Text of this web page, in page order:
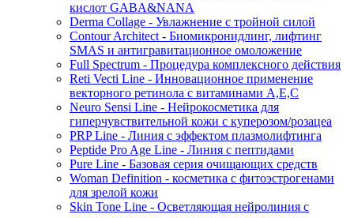
кислот GABA&NANA
Derma Collage - Увлажнение с тройной силой
Contour Architect - Биомикронидлинг, лифтинг
SMAS и антигравитационное омоложение
Full Spectrum - Процедура комплексного действия
Reti Vecti Line - Инновационное применение
векторного ретинола с витаминами A,Е,С
Neuro Sensi Line - Нейрокосметика для
гиперчувствительной кожи с куперозом/розацеа
PRP Line - Линия с эффектом плазмолифтинга
Peptide Pro Age Line - Линия с пептидами
Pure Line - Базовая серия очищающих средств
Woman Definition - косметика с фитоэстрогенами
для зрелой кожи
Skin Tone Line - Осветляющая нейролиния с